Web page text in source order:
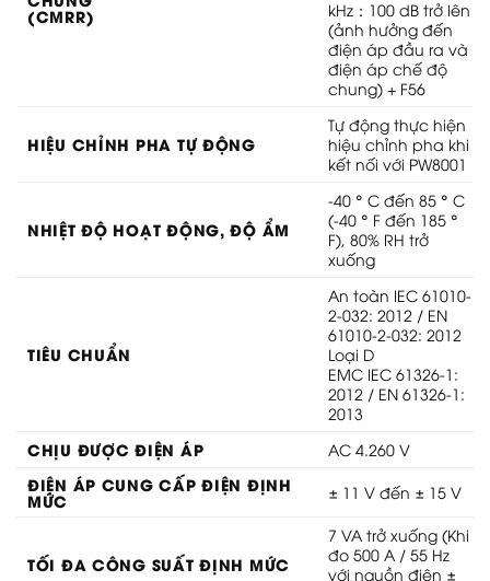
(CMRR)
kHz：100 dB trở lên
(ảnh hưởng đến
điện áp đầu ra và
điện áp chế độ
chung) + F56
HIỆU CHỈNH PHA TỰ ĐỘNG
Tự động thực hiện
hiệu chỉnh pha khi
kết nối với PW8001
NHIỆT ĐỘ HOẠT ĐỘNG, ĐỘ ẨM
-40 ° C đến 85 ° C
(-40 ° F đến 185 °
F), 80% RH trở
xuống
TIÊU CHUẨN
An toàn IEC 61010-
2-032: 2012 / EN
61010-2-032: 2012
Loại D
EMC IEC 61326-1:
2012 / EN 61326-1:
2013
CHỊU ĐƯỢC ĐIỆN ÁP AC 4.260 V
ĐIỆN ÁP CUNG CẤP ĐIỆN ĐỊNH
MỨC ± 11 V đến ± 15 V
TỐI ĐA CÔNG SUẤT ĐỊNH MỨC
7 VA trở xuống (Khi
đo 500 A / 55 Hz
với nguồn điện ±